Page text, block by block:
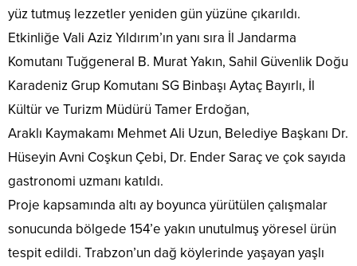
yüz tutmuş lezzetler yeniden gün yüzüne çıkarıldı.
Etkinliğe Vali Aziz Yıldırım’ın yanı sıra İl Jandarma
Komutanı Tuğgeneral B. Murat Yakın, Sahil Güvenlik Doğu
Karadeniz Grup Komutanı SG Binbaşı Aytaç Bayırlı, İl
Kültür ve Turizm Müdürü Tamer Erdoğan,
Araklı Kaymakamı Mehmet Ali Uzun, Belediye Başkanı Dr.
Hüseyin Avni Coşkun Çebi, Dr. Ender Saraç ve çok sayıda
gastronomi uzmanı katıldı.
Proje kapsamında altı ay boyunca yürütülen çalışmalar
sonucunda bölgede 154’e yakın unutulmuş yöresel ürün
tespit edildi. Trabzon’un dağ köylerinde yaşayan yaşlı